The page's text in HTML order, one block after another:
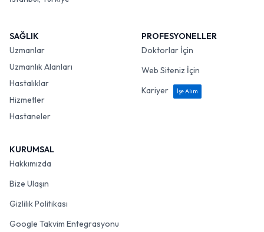
SAĞLIK
Uzmanlar
Uzmanlık Alanları
Hastalıklar
Hizmetler
Hastaneler
PROFESYONELLER
Doktorlar İçin
Web Siteniz İçin
Kariyer
İşe Alım
KURUMSAL
Hakkımızda
Bize Ulaşın
Gizlilik Politikası
Google Takvim Entegrasyonu